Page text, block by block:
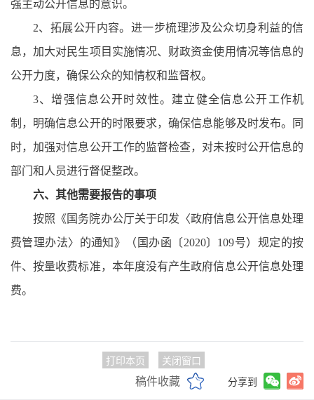
强主动公开信息的意识。
2、拓展公开内容。进一步梳理涉及公众切身利益的信
息，加大对民生项目实施情况、财政资金使用情况等信息的
公开力度，确保公众的知情权和监督权。
3、增强信息公开时效性。建立健全信息公开工作机
制，明确信息公开的时限要求，确保信息能够及时发布。同
时，加强对信息公开工作的监督检查，对未按时公开信息的
部门和人员进行督促整改。
六、 其他需要报告的事项
按照《国务院办公厅关于印发〈政府信息公开信息处理
费管理办法〉的通知》（国办函〔2020〕109号）规定的按
件、按量收费标准，本年度没有产生政府信息公开信息处理
费。
打印本页 关闭窗口
稿件收藏 分享到